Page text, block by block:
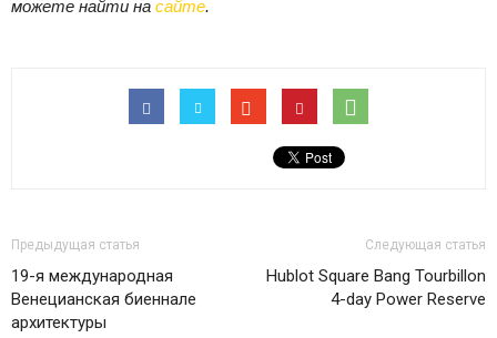
можете найти на сайте.
Предыдущая статья
19-я международная
Венецианская биеннале
архитектуры
Следующая статья
Hublot Square Bang Tourbillon
4-day Power Reserve